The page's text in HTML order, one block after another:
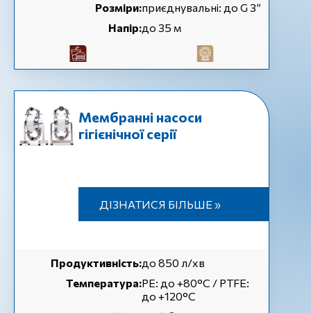
Розміри:приєднувальні: до G 3”
Напір:до 35 м
Мембранні насоси
гігієнічної серії
ДІЗНАТИСЯ БІЛЬШЕ »
Продуктивність:до 850 л/хв
Температура:РЕ: до +80°C / PTFE:
до +120°C